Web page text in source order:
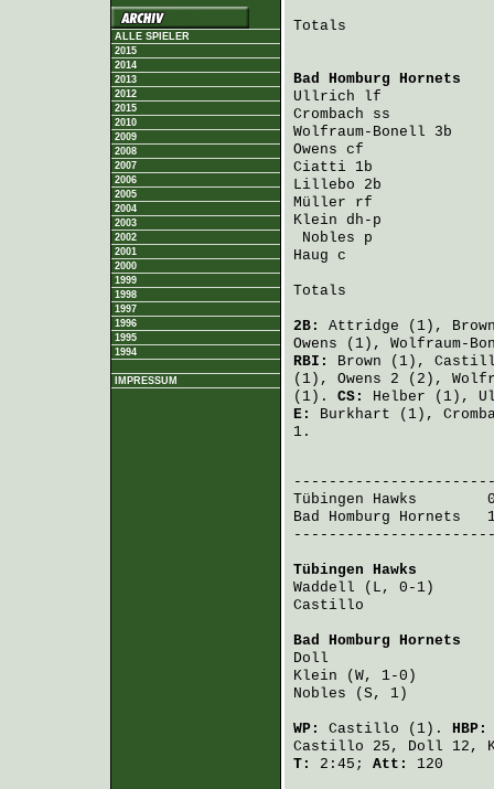
ALLE SPIELER
2015
2014
2013
2012
2015
2010
2009
2008
2007
2006
2005
2004
2003
2002
2001
2000
1999
1998
1997
1996
1995
1994
IMPRESSUM
Totals
Bad Homburg Hornets
Ullrich lf              5
Crombach ss
Wolfraum-Bonell 3b
Owens cf                5
Ciatti 1b
Lillebo 2b
Müller rf
Klein dh-p
Nobles p
Haug c
Totals
2B: Attridge (1),
Owens (1), Wolfraum-
RBI: Brown (1),
(1), Owens 2 (2),
(1). CS: Helber (1),
E: Burkhart (1),
1.
Tübingen Hawks
Bad Homburg Hornets
Tübingen Hawks
Waddell (L, 0-1)
Castillo
Bad Homburg Hornets
Doll
Klein (W, 1-0)
Nobles (S, 1)
WP: Castillo (1).
Castillo 25, Doll 12,
T:
2:45; Att: 120